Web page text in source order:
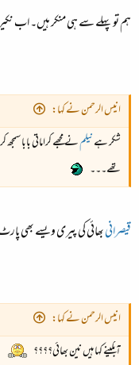
ہم تو پہلے سے ہی منکر ہیں۔ اب
انیس الرحمن نے کہا:
شکر ہےنیلمنے مجھے کراماتی بابا
تھے۔۔۔
قیصرانیبھائی کی پیری ویسے بھی
انیس الرحمن نے کہا:
آبگینے کہا ہیں نین بھائی؟؟؟؟